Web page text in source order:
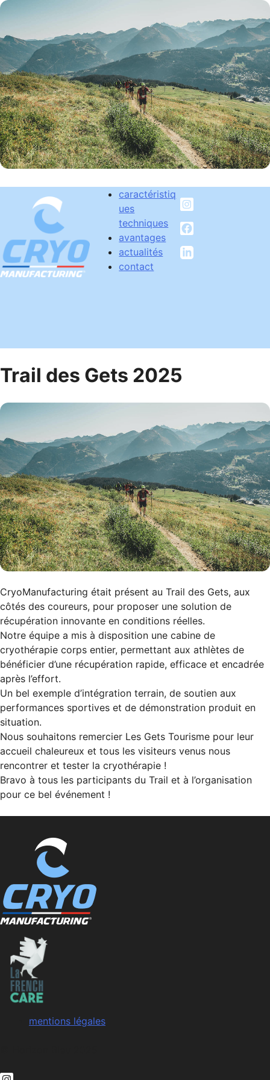
Skip
content
caractéristiq
ues
techniques
avantages
actualités
contact
Trail des Gets 2025
CryoManufacturing était présent au Trail des Gets, aux
côtés des coureurs, pour proposer une solution de
récupération innovante en conditions réelles.
Notre équipe a mis à disposition une cabine de
cryothérapie corps entier, permettant aux athlètes de
bénéficier d’une récupération rapide, efficace et encadrée
après l’effort.
Un bel exemple d’intégration terrain, de soutien aux
performances sportives et de démonstration produit en
situation.
Nous souhaitons remercier Les Gets Tourisme pour leur
accueil chaleureux et tous les visiteurs venus nous
rencontrer et tester la cryothérapie !
Bravo à tous les participants du Trail et à l’organisation
pour ce bel événement !
mentions légales